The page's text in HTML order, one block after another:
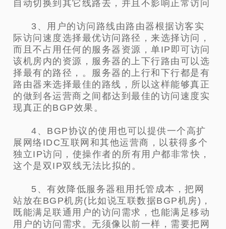
自动切换到其它线路去，并且不影响正常访问
3、用户的访问路线由路由器根据访客实
际访问速度选择最优访问路径，来选择访问，
而且不占用任何的服务器资源，单IP即可访问
该机房内的资源，服务器的上下行路由可以选
择最有的路径，。服务器的上行和下行都是有
路由器来选择最佳的路线，所以这样能够真正
的做到各运营商之间都达到最佳的访问速度实
现真正的BGP效果。
4、BGP协议的使用也可以提供一个高扩
展网络IDC互联网和其他运营商，以获得多个
独立IP访问，使操作者的所有用户都非常快，
这个是双IP双线无法比拟的。
5、有效降低服务器租用托管成本，把网
站放在BGP机房(比如说互联数据BGP机房)，
既能满足联通用户的访问需求，也能满足移动
用户的访问需求。无须像以前一样，需要把网